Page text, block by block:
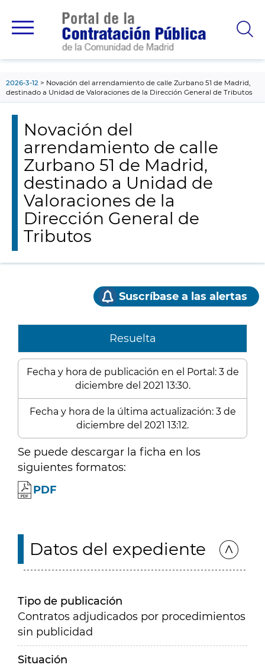
principal
2026-3-12
Novación del arrendamiento de calle Zurbano 51 de Madrid,
destinado a Unidad de Valoraciones de la Dirección General de Tributos
Novación del
arrendamiento de calle
Zurbano 51 de Madrid,
destinado a Unidad de
Valoraciones de la
Dirección General de
Tributos
Suscríbase a las alertas
Resuelta
Fecha y hora de publicación en el Portal: 3 de
diciembre del 2021 13:30.
Fecha y hora de la última actualización: 3 de
diciembre del 2021 13:12.
Se puede descargar la ficha en los
siguientes formatos:
PDF
Datos del expediente
Tipo de publicación
Contratos adjudicados por procedimientos
sin publicidad
Situación